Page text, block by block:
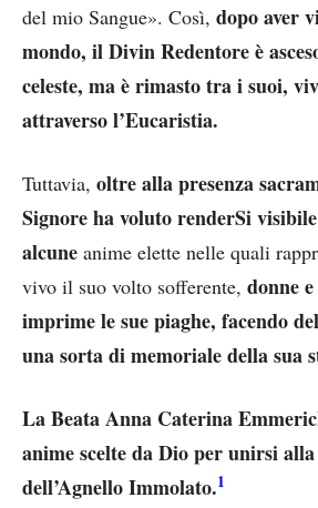
del mio Sangue». Così, dopo aver
mondo, il Divin Redentore è
celeste, ma è rimasto tra i suoi,
attraverso l’Eucaristia.
Tuttavia, oltre alla presenza
Signore ha voluto renderSi
alcune anime elette nelle quali
vivo il suo volto sofferente, donne
imprime le sue piaghe, facendo
una sorta di memoriale della sua
La Beata Anna Caterina
anime scelte da Dio per unirsi alla
dell’Agnello Immolato.1